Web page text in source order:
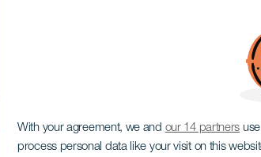
With your agreement, we and our 14 partners
process personal data like your visit on this
Bike